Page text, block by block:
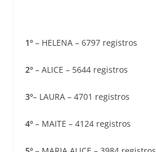
1º– HELENA – 6797 registros
2º– ALICE – 5644 registros
3º– LAURA – 4701 registros
4º– MAITE – 4124 registros